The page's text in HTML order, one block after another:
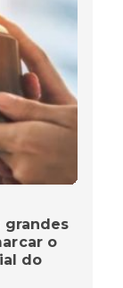
grandes
o
do